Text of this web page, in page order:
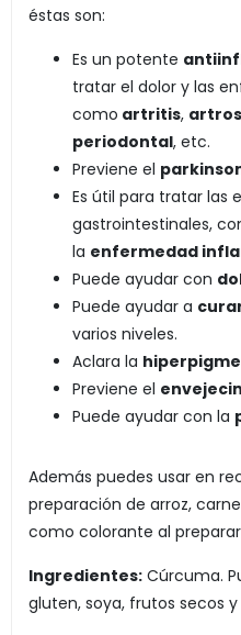
éstas son:
Es un potente
tratar el dolor y las
como artritis,
periodontal, etc.
Previene el
Es útil para tratar las
gastrointestinales,
la enfermedad
Puede ayudar con
Puede ayudar a
varios niveles.
Aclara la
Previene el
Puede ayudar con la
Además puedes usar en
preparación de arroz,
como colorante al
Ingredientes: Cúrcuma.
gluten, soya, frutos secos y